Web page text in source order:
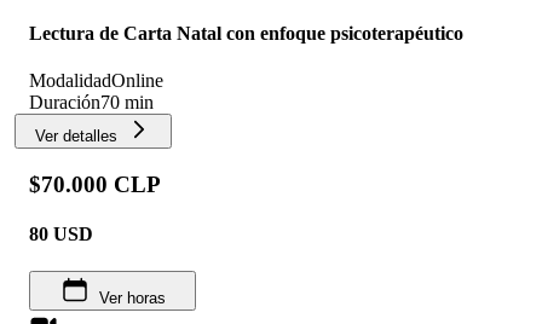
Lectura de Carta Natal con enfoque psicoterapéutico
ModalidadOnline
Duración70 min
Ver detalles
$70.000 CLP
80 USD
Ver horas